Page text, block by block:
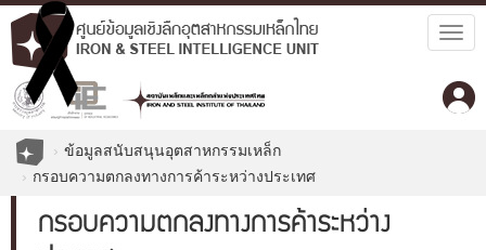
ข้อมูลสนับสนุนอุตสาหกรรมเหล็ก
กรอบความตกลงทางการค้าระหว่างประเทศ
กรอบความตกลงทางการค้าระหว่าง